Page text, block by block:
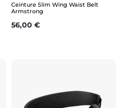
Ceinture Slim Wing Waist Belt
Armstrong
Prix
56,00 €